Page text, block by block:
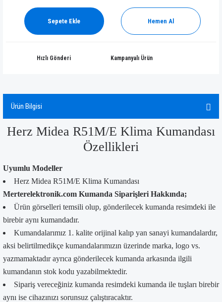
Sepete Ekle Hemen Al
Hızlı Gönderi Kampanyalı Ürün
Ürün Bilgisi
Herz Midea R51M/E Klima Kumandası
Özellikleri
Uyumlu Modeller
Herz Midea R51M/E Klima Kumandası
Merterelektronik.com Kumanda Siparişleri Hakkında;
Ürün görselleri temsili olup, gönderilecek kumanda resimdeki ile
birebir aynı kumandadır.
Kumandalarımız 1. kalite orijinal kalıp yan sanayi kumandalardır,
aksi belirtilmedikçe kumandalarımızın üzerinde marka, logo vs.
yazmamaktadır ayrıca gönderilecek kumanda arkasında ilgili
kumandanın stok kodu yazabilmektedir.
Sipariş vereceğiniz kumanda resimdeki kumanda ile tuşları birebir
aynı ise cihazınızı sorunsuz çalıştıracaktır.